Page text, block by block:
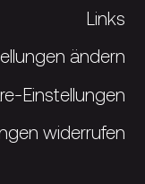
Links
ändern
Einstellungen
widerrufen